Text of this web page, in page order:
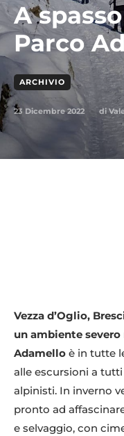
A
Parco
ARCHIVIO
23 Dicembre 2022 di
Vezza d’Oglio,
un ambiente
Adamello è in tutte
alle escursioni a
alpinisti. In inverno
pronto ad
e selvaggio, con